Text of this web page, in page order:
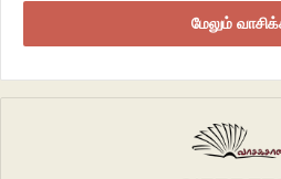
மேலும்